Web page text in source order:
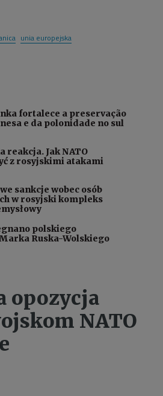
unia europejska
fortalece a preservação
e da polonidade no sul
reakcja. Jak NATO
z rosyjskimi atakami
sankcje wobec osób
w rosyjski kompleks
polskiego
Ruska-Wolskiego
opozycja
NATO